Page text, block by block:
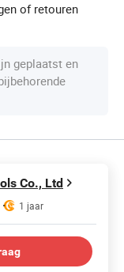
of retouren
geplaatst en
Co., Ltd
1 jaar